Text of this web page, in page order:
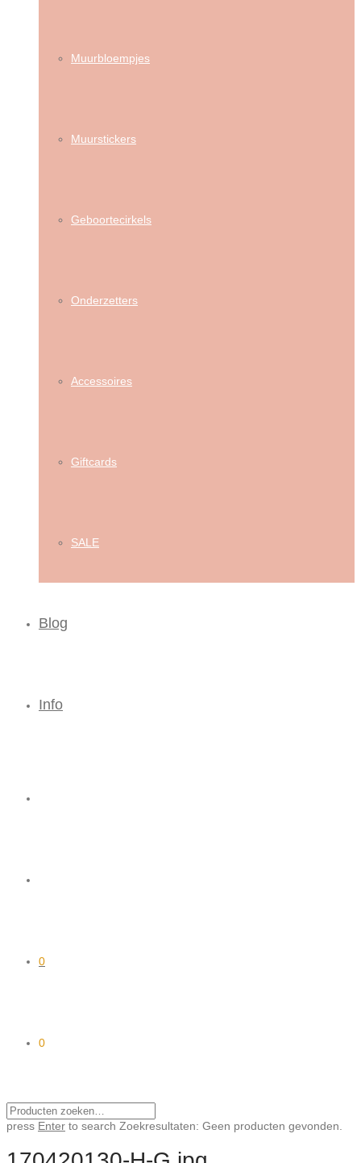
Muurbloempjes
Muurstickers
Geboortecirkels
Onderzetters
Accessoires
Giftcards
SALE
Blog
Info
0
0
press Enter to search Zoekresultaten: Geen producten gevonden.